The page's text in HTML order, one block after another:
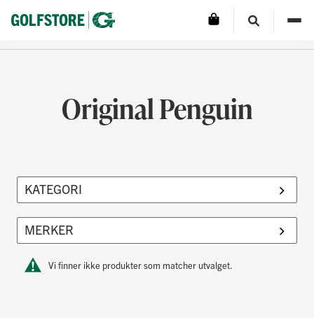
Original Penguin
Vi finner ikke produkter som matcher utvalget.